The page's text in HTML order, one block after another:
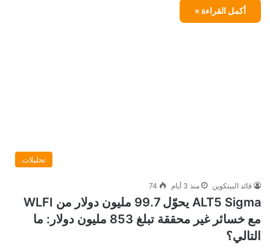
أكمل القراءة »
تحليلات
قائد البيتكوين منذ 3 أيام 74
ALT5 Sigma يحوّل 99.7 مليون دولار من WLFI
مع خسائر غير محققة تبلغ 853 مليون دولار: ما
التالي؟